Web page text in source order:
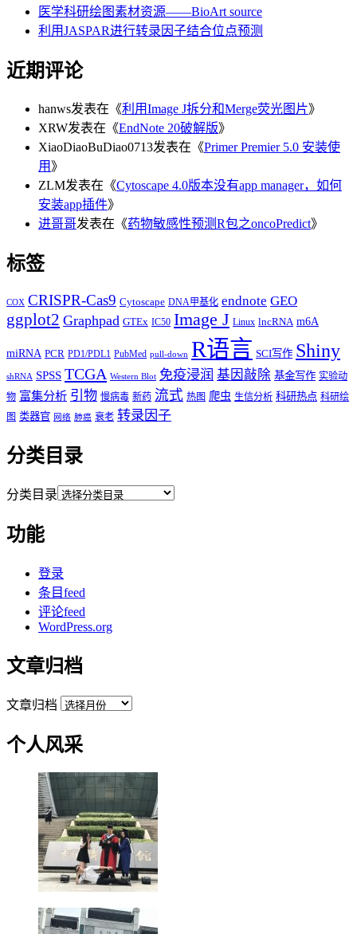
医学科研绘图素材资源——BioArt source
利用JASPAR进行转录因子结合位点预测
近期评论
hanws发表在《利用Image J拆分和Merge荧光图片》
XRW发表在《EndNote 20破解版》
XiaoDiaoBuDiao0713发表在《Primer Premier 5.0 安装使
用 》
ZLM发表在《Cytoscape 4.0版本没有app manager，如何
安装app插件》
进哥哥发表在《药物敏感性预测R包之oncoPredict》
标签
COX CRISPR-Cas9 Cytoscape DNA甲基化 endnote GEO
ggplot2 Graphpad GTEx IC50 Image J Linux lncRNA m6A
miRNA PCR PD1/PDL1 PubMed pull-down R语言 SCI写作 Shiny
shRNA SPSS TCGA Western Blot 免疫浸润 基因敲除 基金写作 实验动
物 富集分析 引物 慢病毒 新药 流式 热图 爬虫 生信分析 科研热点 科研绘
图 类器官 网络 肺癌 衰老 转录因子
分类目录
分类目录
功能
登录
条目feed
评论feed
WordPress.org
文章归档
文章归档
个人风采